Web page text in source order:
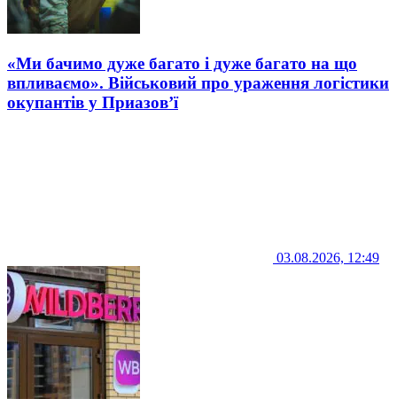
«Ми бачимо дуже багато і дуже багато на що
впливаємо». Військовий про ураження логістики
окупантів у Приазов’ї
03.08.2026, 12:49